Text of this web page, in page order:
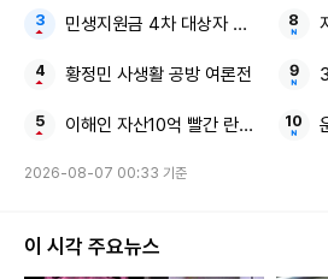
민생지원금 4차 대상자 최대 50만원
황정민 사생활 공방 여론전
이해인 자산10억 빨간 란제리
2026-08-07 00:33 기준
이 시각 주요뉴스